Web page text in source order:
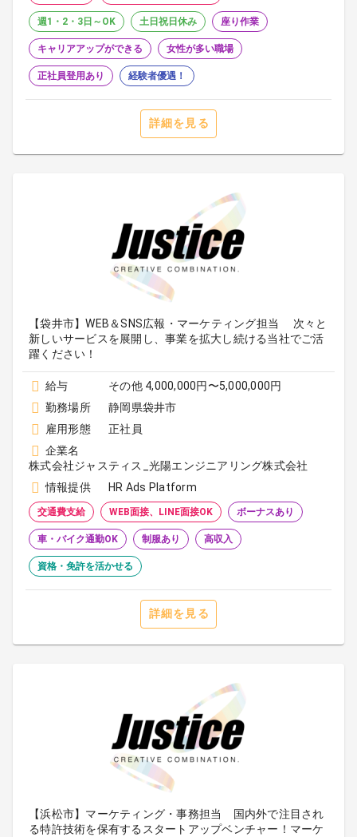
週1・2・3日～OK 土日祝日休み 座り作業
キャリアアップができる 女性が多い職場
正社員登用あり 経験者優遇！
詳細を見る
【袋井市】WEB＆SNS広報・マーケティング担当 次々と
新しいサービスを展開し、事業を拡大し続ける当社でご活
躍ください！
給与
その他 4,000,000円〜5,000,000円
勤務場所
静岡県袋井市
雇用形態
正社員
企業名
株式会社ジャスティス_光陽エンジニアリング株式会社
情報提供
HR Ads Platform
交通費支給 WEB面接、LINE面接OK ボーナスあり
車・バイク通勤OK 制服あり 高収入
資格・免許を活かせる
詳細を見る
【浜松市】マーケティング・事務担当 国内外で注目され
る特許技術を保有するスタートアップベンチャー！マーケ